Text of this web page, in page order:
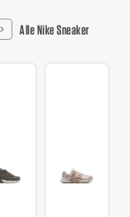
Alle Nike Sneaker